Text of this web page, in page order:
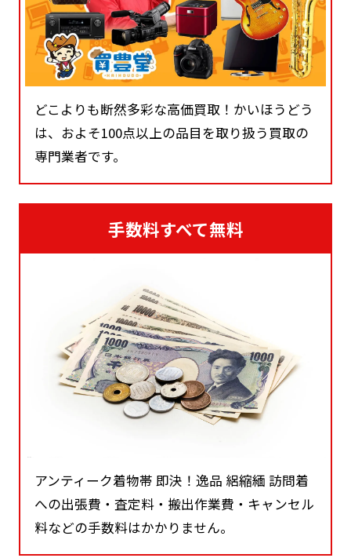
どこよりも断然多彩な高価買取！かいほうどう
は、およそ100点以上の品目を取り扱う買取の
専門業者です。
手数料すべて無料
アンティーク着物帯 即決！逸品 絽縮緬 訪問着
への出張費・査定料・搬出作業費・キャンセル
料などの手数料はかかりません。